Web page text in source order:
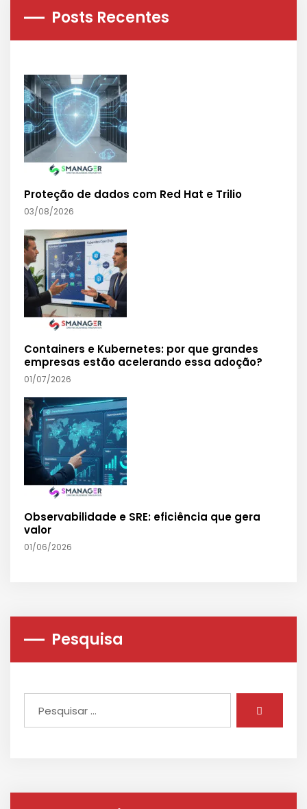
Posts Recentes
Proteção de dados com Red Hat e Trilio
03/08/2026
Containers e Kubernetes: por que grandes
empresas estão acelerando essa adoção?
01/07/2026
Observabilidade e SRE: eficiência que gera
valor
01/06/2026
Pesquisa